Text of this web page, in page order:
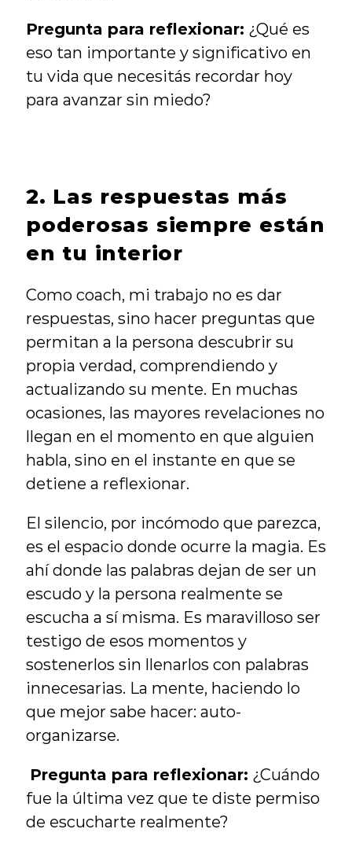
Pregunta para reflexionar: ¿Qué es
eso tan importante y significativo en
tu vida que necesitás recordar hoy
para avanzar sin miedo?
2. Las respuestas más
poderosas siempre están
en tu interior
Como coach, mi trabajo no es dar
respuestas, sino hacer preguntas que
permitan a la persona descubrir su
propia verdad, comprendiendo y
actualizando su mente. En muchas
ocasiones, las mayores revelaciones no
llegan en el momento en que alguien
habla, sino en el instante en que se
detiene a reflexionar.
El silencio, por incómodo que parezca,
es el espacio donde ocurre la magia. Es
ahí donde las palabras dejan de ser un
escudo y la persona realmente se
escucha a sí misma. Es maravilloso ser
testigo de esos momentos y
sostenerlos sin llenarlos con palabras
innecesarias. La mente, haciendo lo
que mejor sabe hacer: auto-
organizarse.
Pregunta para reflexionar: ¿Cuándo
fue la última vez que te diste permiso
de escucharte realmente?